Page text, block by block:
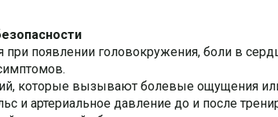
при появлении головокружения, боли в
которые вызывают болевые ощущения
и артериальное давление до и после